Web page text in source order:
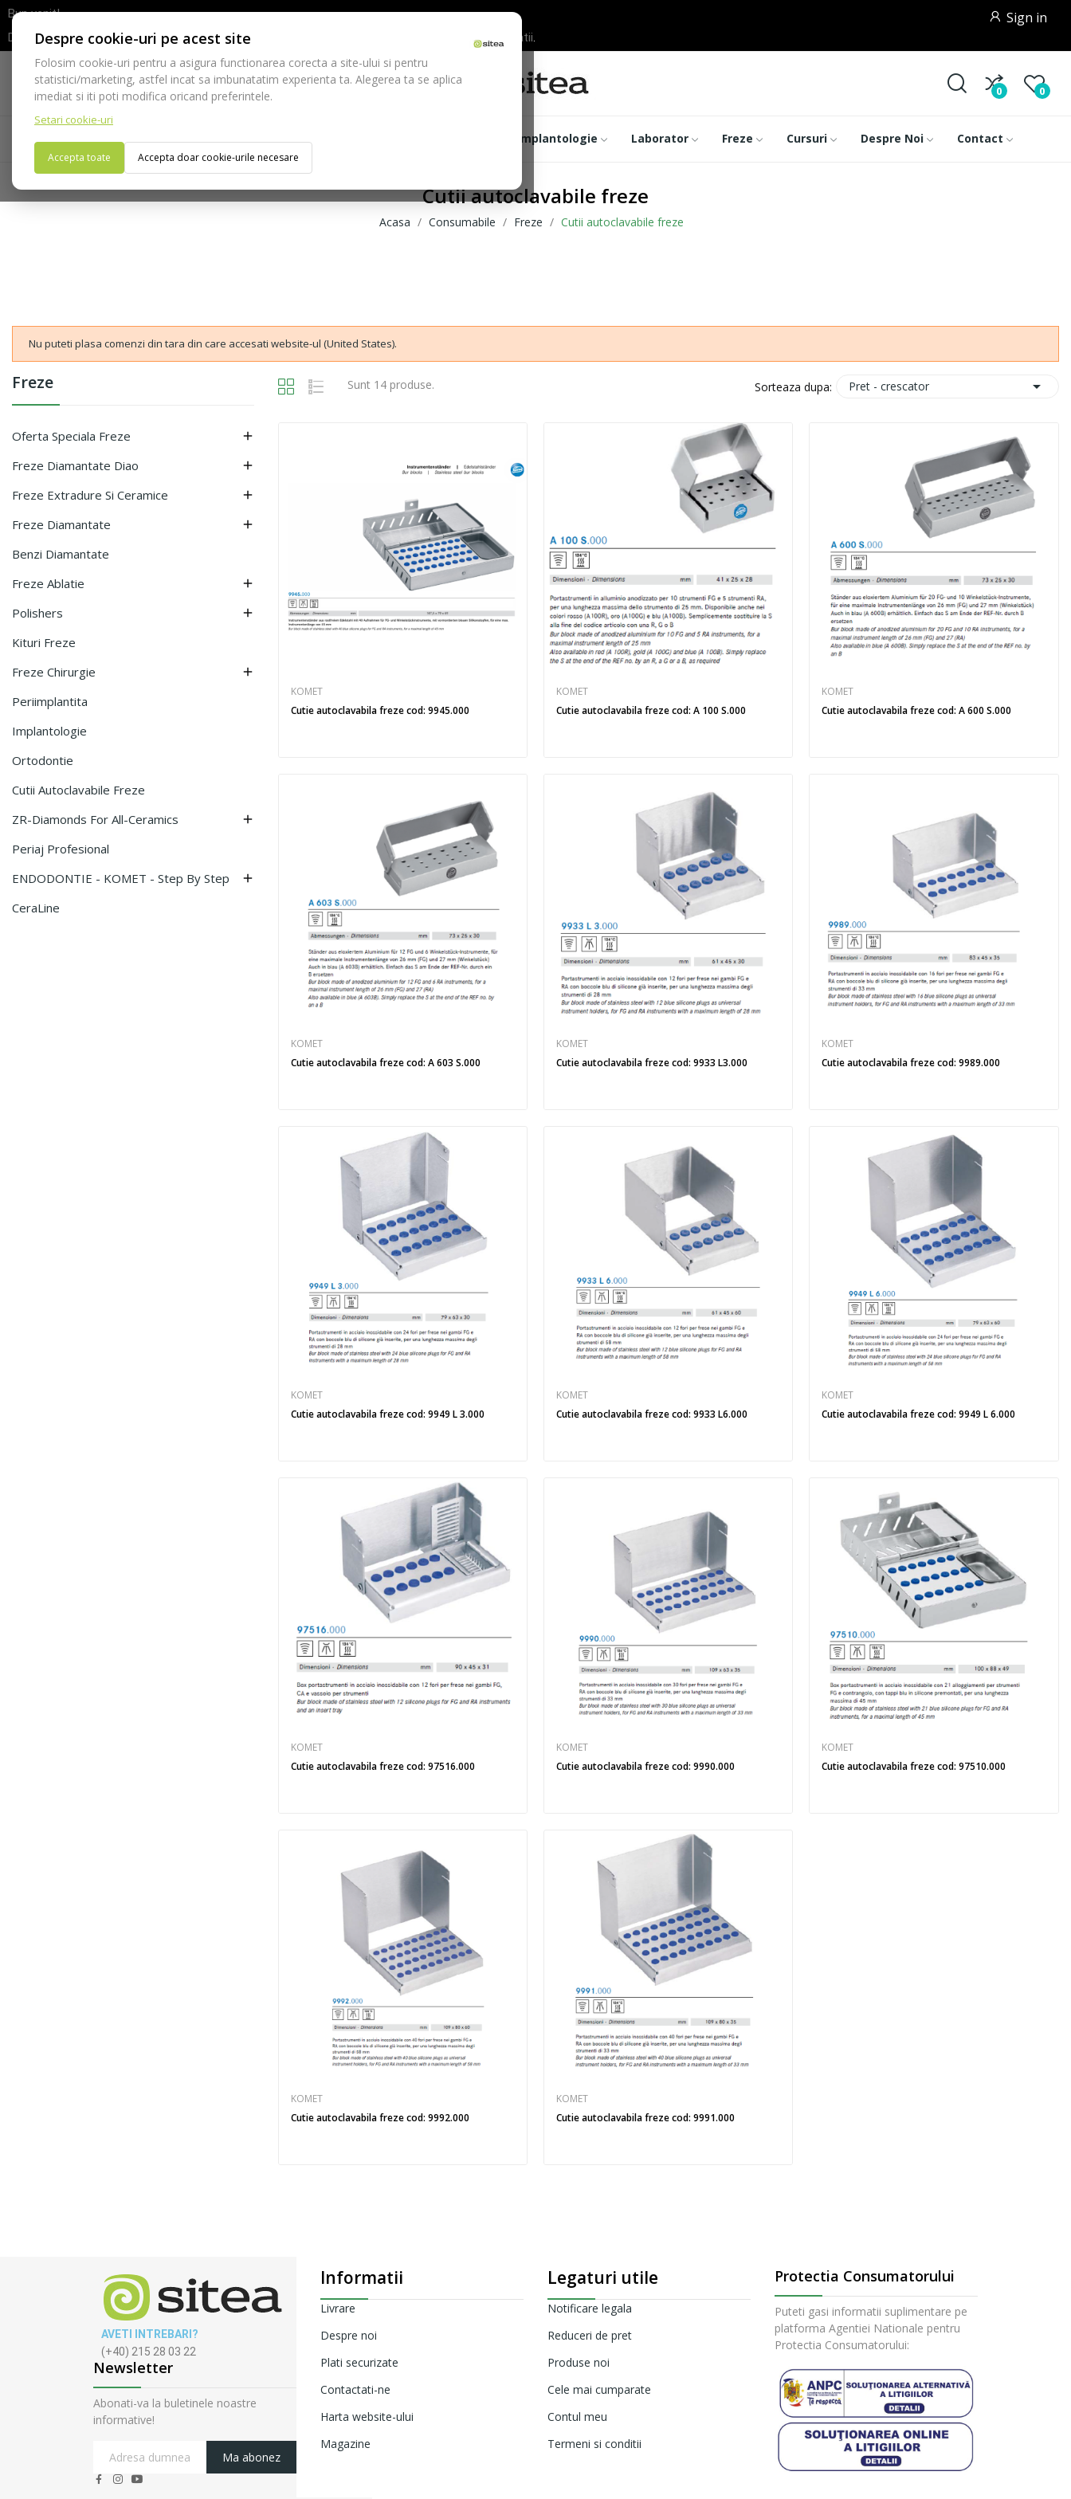
Despre cookie-uri pe acest site
Folosim cookie-uri pentru a asigura functionarea corecta a site-ului si pentru
statistici/marketing, astfel incat sa imbunatatim experienta ta. Alegerea ta se aplica
imediat si iti poti modifica oricand preferintele.
Setari cookie-uri
Accepta toate Accepta doar cookie-urile necesare
Bun venit!
Dupa efectuarea comenzii va rugam sa asteptati confirmarea stocurilor inainte de efectuarea platii.
Sign in
Telefon:
021-528 03 23
0 0
Acasa Consumabile Echipamente Implantologie Laborator Freze Cursuri Despre Noi Contact
Cutii autoclavabile freze
Acasa Consumabile Freze Cutii autoclavabile freze
Nu puteti plasa comenzi din tara din care accesati website-ul (United States).
Freze
Oferta Speciala Freze 
Freze Diamantate Diao 
Freze Extradure Si Ceramice 
Freze Diamantate 
Benzi Diamantate
Freze Ablatie

Polishers 
Kituri Freze
Freze Chirurgie

Periimplantita
Implantologie
Ortodontie
Cutii Autoclavabile Freze
ZR-Diamonds For All-Ceramics

Periaj Profesional
ENDODONTIE - KOMET - Step By Step

CeraLine
Sunt 14 produse. Sorteaza dupa: Pret - crescator 
KOMET
Cutie autoclavabila freze cod: 9945.000
KOMET
Cutie autoclavabila freze cod: A 100 S.000
KOMET
Cutie autoclavabila freze cod: A 600 S.000
KOMET
Cutie autoclavabila freze cod: A 603 S.000
KOMET
Cutie autoclavabila freze cod: 9933 L3.000
KOMET
Cutie autoclavabila freze cod: 9989.000
KOMET
Cutie autoclavabila freze cod: 9949 L 3.000
KOMET
Cutie autoclavabila freze cod: 9933 L6.000
KOMET
Cutie autoclavabila freze cod: 9949 L 6.000
KOMET
Cutie autoclavabila freze cod: 97516.000
KOMET
Cutie autoclavabila freze cod: 9990.000
KOMET
Cutie autoclavabila freze cod: 97510.000
KOMET
Cutie autoclavabila freze cod: 9992.000
KOMET
Cutie autoclavabila freze cod: 9991.000
AVETI INTREBARI?
(+40) 215 28 03 22
Newsletter
Abonati-va la buletinele noastre
informative!
Ma abonez
Informatii
Livrare
Despre noi
Plati securizate
Contactati-ne
Harta website-ului
Magazine
Legaturi utile
Notificare legala
Reduceri de pret
Produse noi
Cele mai cumparate
Contul meu
Termeni si conditii
Protectia Consumatorului
Puteti gasi informatii suplimentare pe
platforma Agentiei Nationale pentru
Protectia Consumatorului: